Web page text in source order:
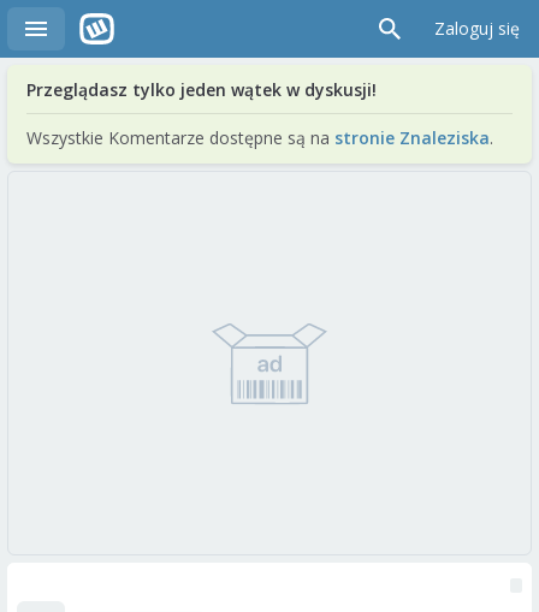
Zaloguj się
Przeglądasz tylko jeden wątek w dyskusji!
Wszystkie Komentarze dostępne są na stronie Znaleziska.